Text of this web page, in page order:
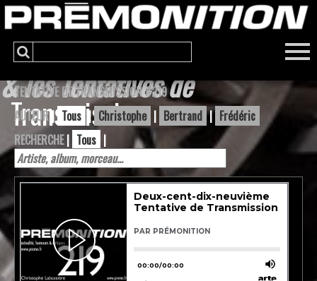
& les Tentatives de
Transmission
TENTATIVE DE TRANSMISSION #219
AUTEUR| Tous | Christophe | Bertrand | Frédéric
RECHERCHE| Tous |